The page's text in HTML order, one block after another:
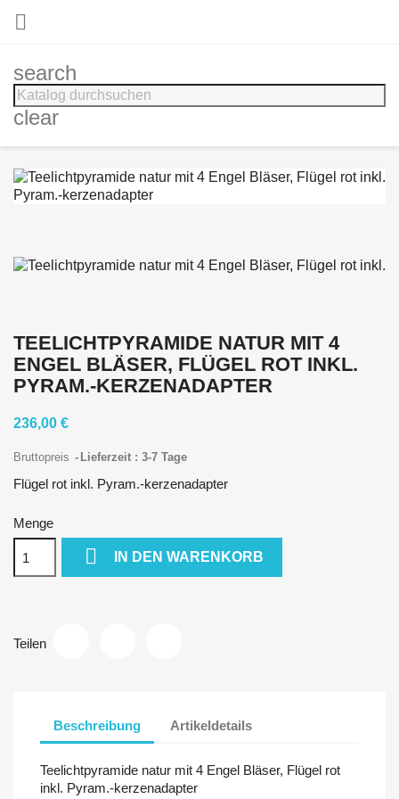

search
clear
TEELICHTPYRAMIDE NATUR MIT 4
ENGEL BLÄSER, FLÜGEL ROT INKL.
PYRAM.-KERZENADAPTER
236,00 €
Bruttopreis Lieferzeit : 3-7 Tage
Flügel rot inkl. Pyram.-kerzenadapter
Menge
 IN DEN WARENKORB
Teilen
Beschreibung Artikeldetails
Teelichtpyramide natur mit 4 Engel Bläser, Flügel rot
inkl. Pyram.-kerzenadapter